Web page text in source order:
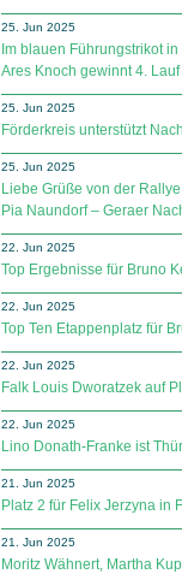
25. Jun 2025
Im blauen Führungstrikot
Ares Knoch gewinnt 4.
25. Jun 2025
Förderkreis unterstützt
25. Jun 2025
Liebe Grüße von der
Pia Naundorf – Geraer
22. Jun 2025
Top Ergebnisse für Bruno
22. Jun 2025
Top Ten Etappenplatz für
22. Jun 2025
Falk Louis Dworatzek auf
22. Jun 2025
Lino Donath-Franke ist
21. Jun 2025
Platz 2 für Felix Jerzyna in
21. Jun 2025
Moritz Wähnert, Martha